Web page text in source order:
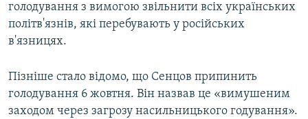
голодування з вимогою звільнити всіх українських
політв'язнів, які перебувають у російських
в'язницях.
Пізніше стало відомо, що Сенцов припинить
голодування 6 жовтня. Він назвав це «вимушеним
заходом через загрозу насильницького годування».